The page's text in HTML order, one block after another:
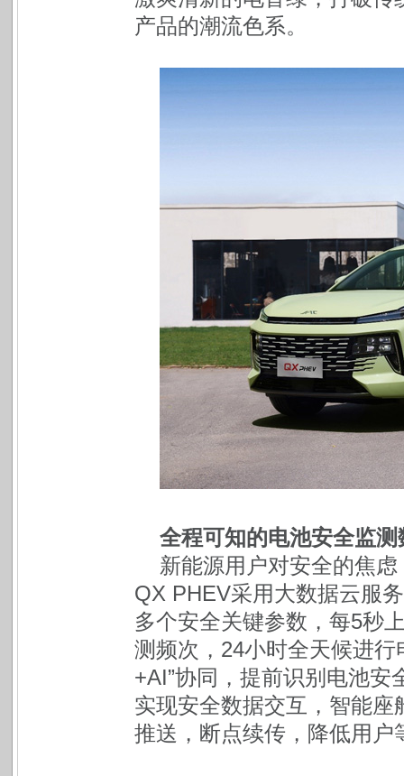
产品的潮流色系。
全程可知的电池安全监
新能源用户对安全的焦
QX PHEV采用大数据云服
多个安全关键参数，每5秒
测频次，24小时全天候进
+AI”协同，提前识别电池
实现安全数据交互，智能
推送，断点续传，降低用